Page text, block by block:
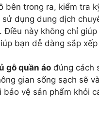
bên trong ra, kiểm tra
sử dụng dung dịch
Điều này không chỉ
bạn dễ dàng sắp
gỗ quần áo đúng cách
gian sống sạch sẽ
bảo vệ sản phẩm khỏi